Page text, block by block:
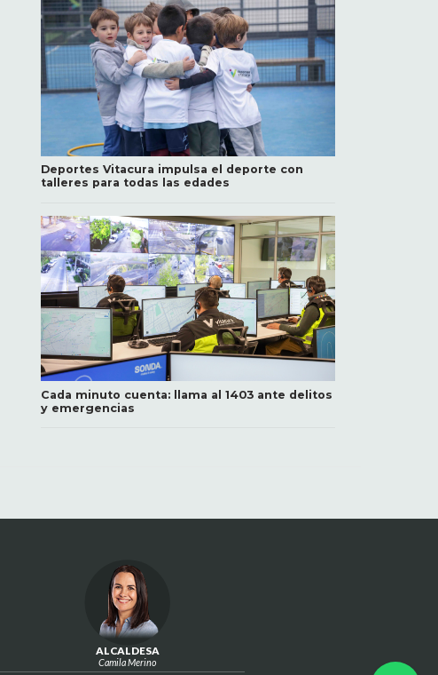
Deportes Vitacura impulsa el deporte con
talleres para todas las edades
Cada minuto cuenta: llama al 1403 ante delitos
y emergencias
ALCALDESA
Camila Merino